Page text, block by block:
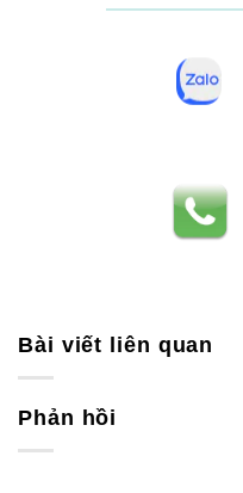
Bài viết liên quan
Phản hồi